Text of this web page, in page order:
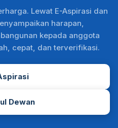
Lewat E-Aspirasi dan
harapan,
kepada anggota
cepat, dan terverifikasi.
Dewan